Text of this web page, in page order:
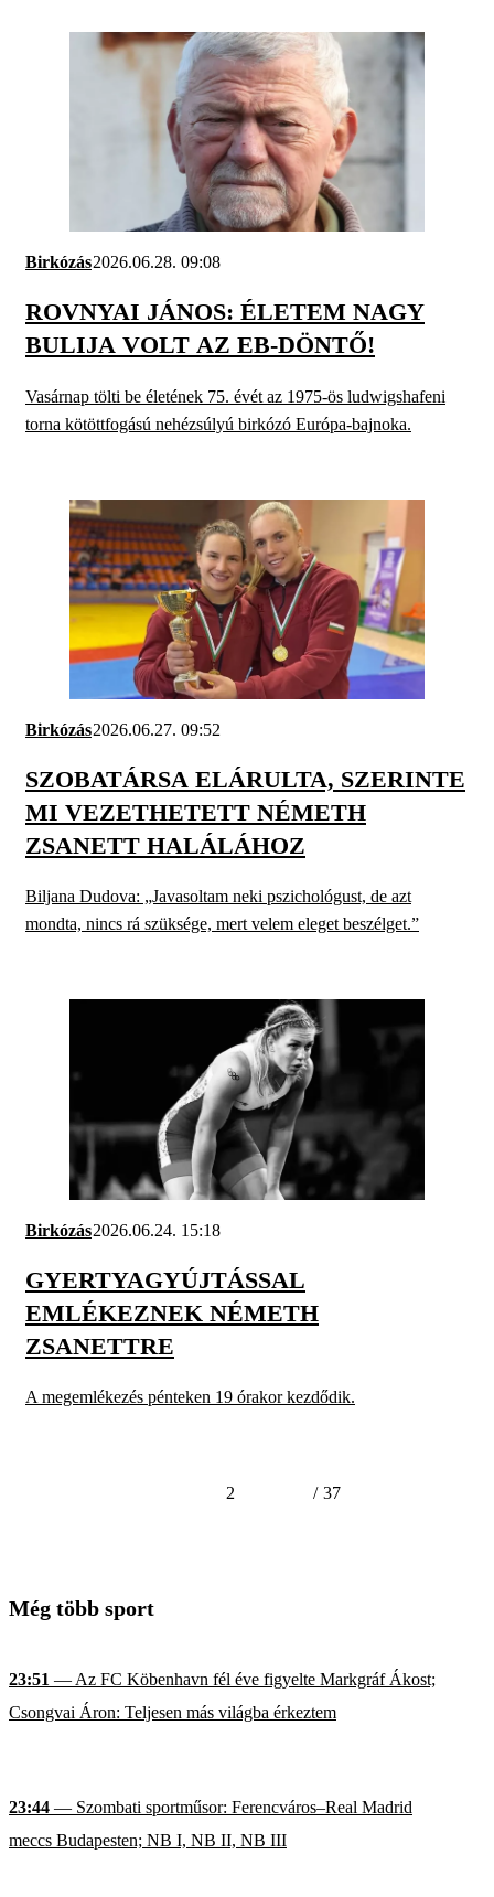
Birkózás2026.06.28. 09:08
ROVNYAI JÁNOS: ÉLETEM NAGY
BULIJA VOLT AZ EB-DÖNTŐ!
Vasárnap tölti be életének 75. évét az 1975-ös ludwigshafeni
torna kötöttfogású nehézsúlyú birkózó Európa-bajnoka.
Birkózás2026.06.27. 09:52
SZOBATÁRSA ELÁRULTA, SZERINTE
MI VEZETHETETT NÉMETH
ZSANETT HALÁLÁHOZ
Biljana Dudova: „Javasoltam neki pszichológust, de azt
mondta, nincs rá szüksége, mert velem eleget beszélget.”
Birkózás2026.06.24. 15:18
GYERTYAGYÚJTÁSSAL
EMLÉKEZNEK NÉMETH
ZSANETTRE
A megemlékezés pénteken 19 órakor kezdődik.
2 / 37
Még több sport
23:51 — Az FC Köbenhavn fél éve figyelte Markgráf Ákost;
Csongvai Áron: Teljesen más világba érkeztem
23:44 — Szombati sportműsor: Ferencváros–Real Madrid
meccs Budapesten; NB I, NB II, NB III